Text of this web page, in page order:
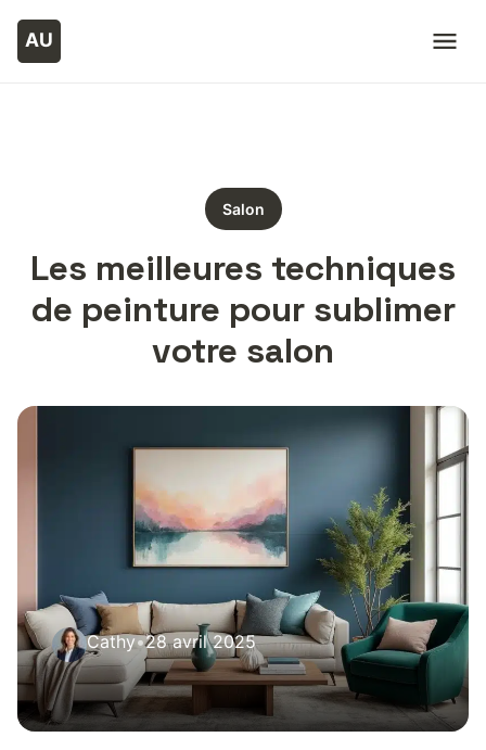
Salon
Les meilleures techniques
de peinture pour sublimer
votre salon
Cathy•28 avril 2025